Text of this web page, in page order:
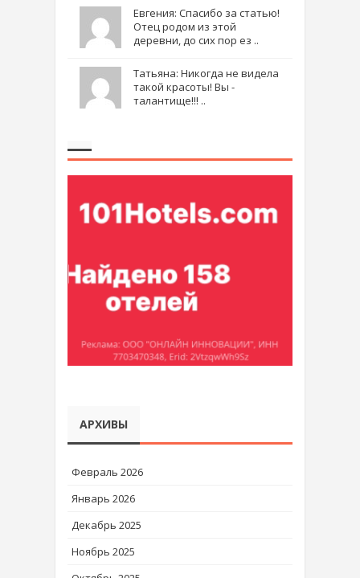
Евгения: Спасибо за статью!
Отец родом из этой
деревни, до сих пор ез ..
Татьяна: Никогда не видела
такой красоты! Вы -
талантище!!! ..
АРХИВЫ
Февраль 2026
Январь 2026
Декабрь 2025
Ноябрь 2025